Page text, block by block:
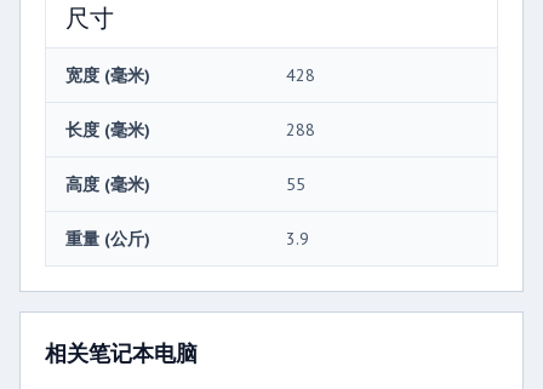
尺寸
宽度 (毫米) 428
长度 (毫米) 288
高度 (毫米) 55
重量 (公斤) 3.9
相关笔记本电脑